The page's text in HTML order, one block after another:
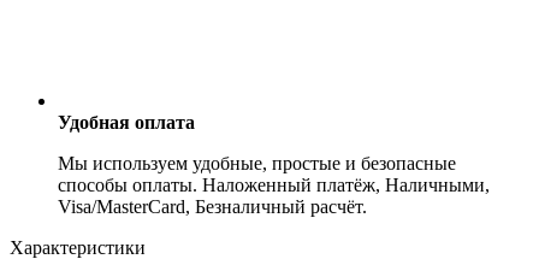
Удобная оплата
Мы используем удобные, простые и безопасные
способы оплаты. Наложенный платёж, Наличными,
Visa/MasterCard, Безналичный расчёт.
Характеристики